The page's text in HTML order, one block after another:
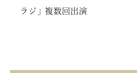
ラジ」複数回出演